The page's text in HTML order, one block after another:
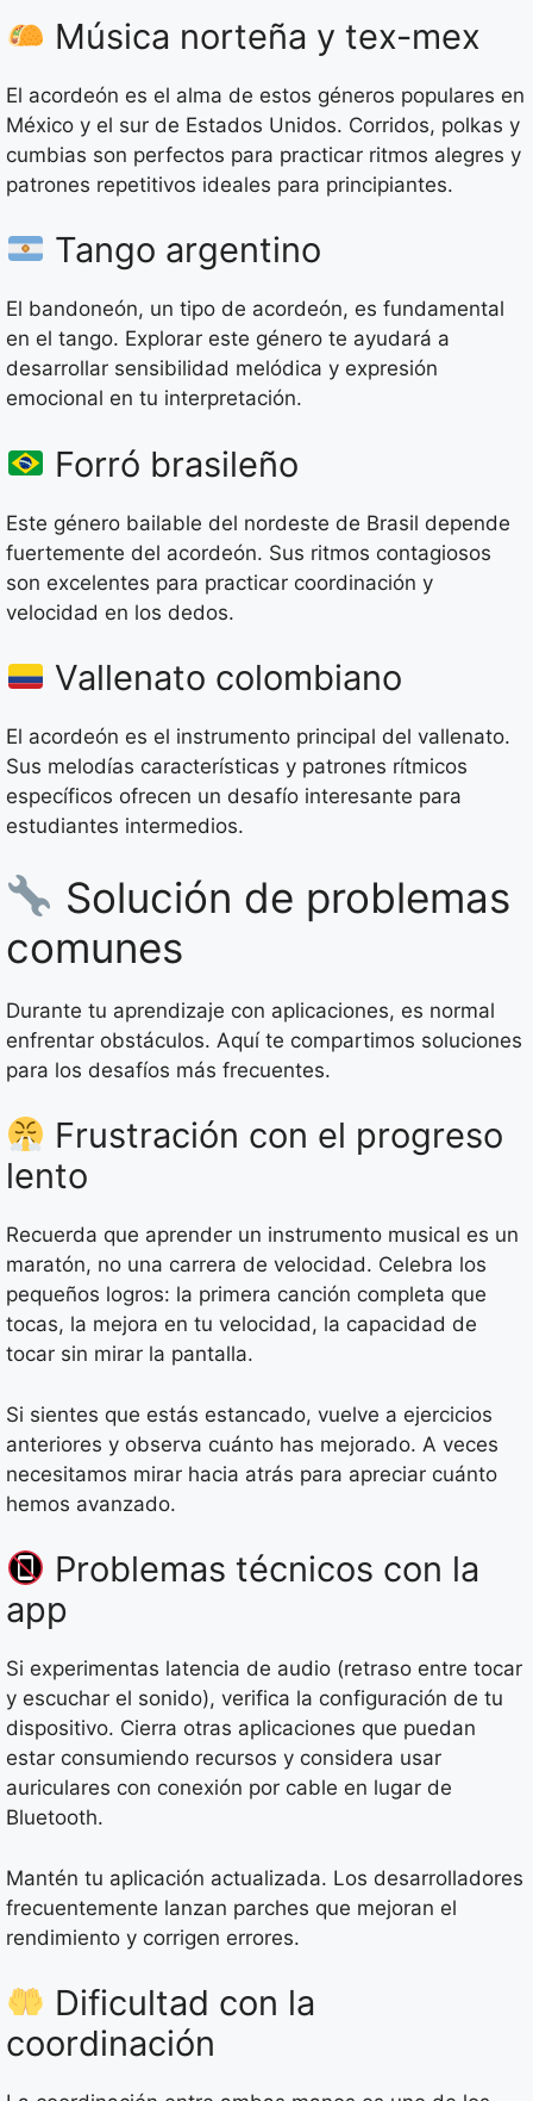
Música norteña y tex-mex
El acordeón es el alma de estos géneros populares en
México y el sur de Estados Unidos. Corridos, polkas y
cumbias son perfectos para practicar ritmos alegres y
patrones repetitivos ideales para principiantes.
Tango argentino
El bandoneón, un tipo de acordeón, es fundamental
en el tango. Explorar este género te ayudará a
desarrollar sensibilidad melódica y expresión
emocional en tu interpretación.
Forró brasileño
Este género bailable del nordeste de Brasil depende
fuertemente del acordeón. Sus ritmos contagiosos
son excelentes para practicar coordinación y
velocidad en los dedos.
Vallenato colombiano
El acordeón es el instrumento principal del vallenato.
Sus melodías características y patrones rítmicos
específicos ofrecen un desafío interesante para
estudiantes intermedios.
Solución de problemas
comunes
Durante tu aprendizaje con aplicaciones, es normal
enfrentar obstáculos. Aquí te compartimos soluciones
para los desafíos más frecuentes.
Frustración con el progreso
lento
Recuerda que aprender un instrumento musical es un
maratón, no una carrera de velocidad. Celebra los
pequeños logros: la primera canción completa que
tocas, la mejora en tu velocidad, la capacidad de
tocar sin mirar la pantalla.
Si sientes que estás estancado, vuelve a ejercicios
anteriores y observa cuánto has mejorado. A veces
necesitamos mirar hacia atrás para apreciar cuánto
hemos avanzado.
Problemas técnicos con la
app
Si experimentas latencia de audio (retraso entre tocar
y escuchar el sonido), verifica la configuración de tu
dispositivo. Cierra otras aplicaciones que puedan
estar consumiendo recursos y considera usar
auriculares con conexión por cable en lugar de
Bluetooth.
Mantén tu aplicación actualizada. Los desarrolladores
frecuentemente lanzan parches que mejoran el
rendimiento y corrigen errores.
Dificultad con la
coordinación